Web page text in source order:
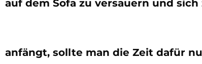
auf dem Sofa zu versauern und
anfängt, sollte man die Zeit dafür